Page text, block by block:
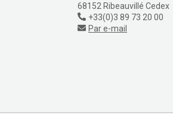
68152 Ribeauvillé Cedex
+33(0)3 89 73 20 00
Par e-mail